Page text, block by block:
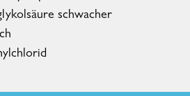
schwacher